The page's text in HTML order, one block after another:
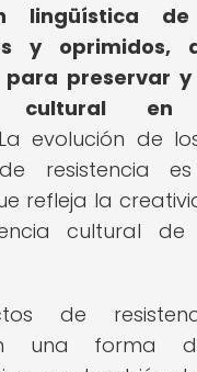
lingüística
y oprimidos,
preservar
cultural en
La evolución de
resistencia
refleja la
cultural de
de
una forma